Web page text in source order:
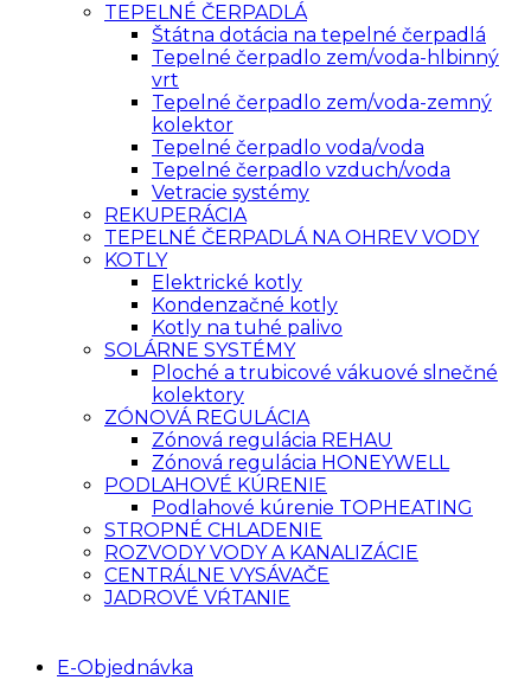
TEPELNÉ ČERPADLÁ
Štátna dotácia na tepelné čerpadlá
Tepelné čerpadlo zem/voda-hlbinný
vrt
Tepelné čerpadlo zem/voda-zemný
kolektor
Tepelné čerpadlo voda/voda
Tepelné čerpadlo vzduch/voda
Vetracie systémy
REKUPERÁCIA
TEPELNÉ ČERPADLÁ NA OHREV VODY
KOTLY
Elektrické kotly
Kondenzačné kotly
Kotly na tuhé palivo
SOLÁRNE SYSTÉMY
Ploché a trubicové vákuové slnečné
kolektory
ZÓNOVÁ REGULÁCIA
Zónová regulácia REHAU
Zónová regulácia HONEYWELL
PODLAHOVÉ KÚRENIE
Podlahové kúrenie TOPHEATING
STROPNÉ CHLADENIE
ROZVODY VODY A KANALIZÁCIE
CENTRÁLNE VYSÁVAČE
JADROVÉ VŔTANIE
E-Objednávka